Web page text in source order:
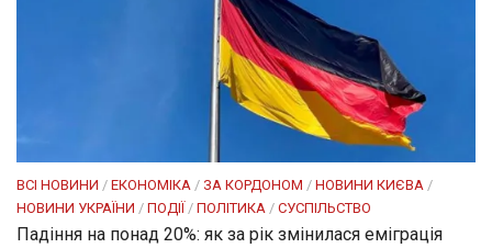
ВСІ НОВИНИ / ЕКОНОМІКА / ЗА КОРДОНОМ / НОВИНИ КИЄВА /
НОВИНИ УКРАЇНИ / ПОДІЇ / ПОЛІТИКА / СУСПІЛЬСТВО
Падіння на понад 20%: як за рік змінилася еміграція